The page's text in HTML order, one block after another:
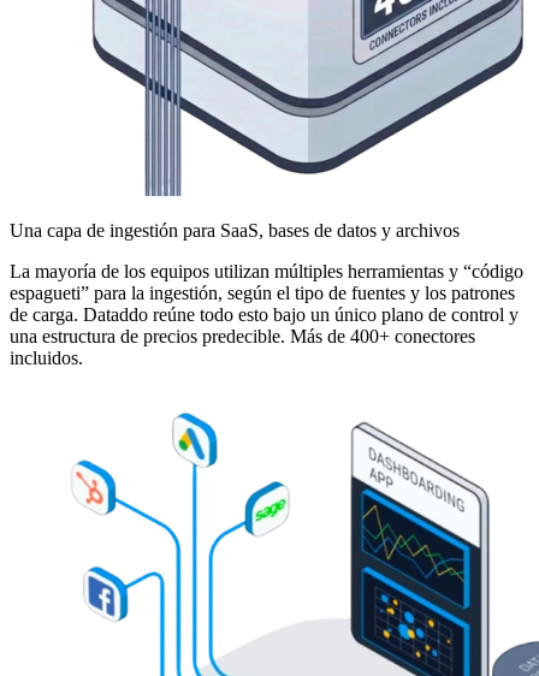
Una capa de ingestión para SaaS, bases de datos y archivos
La mayoría de los equipos utilizan múltiples herramientas y “código
espagueti” para la ingestión, según el tipo de fuentes y los patrones
de carga. Dataddo reúne todo esto bajo un único plano de control y
una estructura de precios predecible. Más de 400+ conectores
incluidos.